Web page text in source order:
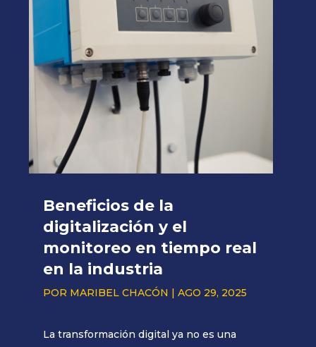
Beneficios de la
digitalización y el
monitoreo en tiempo real
en la industria
POR MARIBEL CHACÓN |AGO 29, 2025
La transformación digital ya no es una